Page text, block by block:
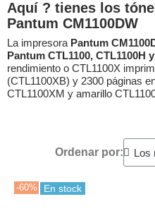
Aquí ? tienes los
Pantum CM1100DW
La impresora Pantum
Pantum CTL1100, CTL1100H
rendimiento o CTL1100X
(CTL1100XB) y 2300 páginas
CTL1100XM y amarillo
Ordenar por:
-60% En stock